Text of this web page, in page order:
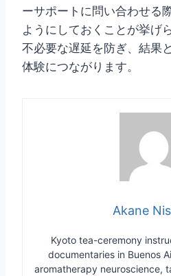
ーサポートに問い合わせる
ようにしておくことが挙げ
不必要な遅延を防ぎ、結果
体験につながります。
Akane
Kyoto tea-ceremony
documentaries in Buenos
aromatherapy neuroscience,